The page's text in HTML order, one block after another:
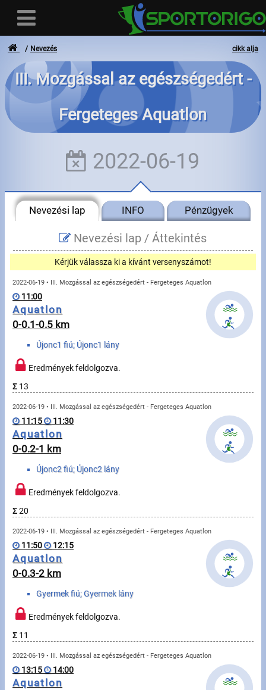
Felhasználó
Bejelentkezés
- - -
Számlák
Adatvédelem
Üzenetek
Sportolók
Sportoló keresés
Sportágak
Futás
Kerékpározás
Multisportok
Túrázás
Úszás
Evezés
Rajtlisták, Eredmények
Útmutató
GY.I.K.
cikk alja
Nevezés
III. Mozgással az egészségedért -
Fergeteges Aquatlon
2022-06-19
Nevezési lap INFO Pénzügyek
Nevezési lap / Áttekintés
Kérjük válassza ki a kívánt versenyszámot!
2022-06-19 • III. Mozgással az egészségedért - Fergeteges Aquatlon
11:00
Aquatlon
0-0.1-0.5 km
Újonc1 fiú; Újonc1 lány
Eredmények feldolgozva.
Σ 13
2022-06-19 • III. Mozgással az egészségedért - Fergeteges Aquatlon
11:15 11:30
Aquatlon
0-0.2-1 km
Újonc2 fiú; Újonc2 lány
Eredmények feldolgozva.
Σ20
2022-06-19 • III. Mozgással az egészségedért - Fergeteges Aquatlon
11:50 12:15
Aquatlon
0-0.3-2 km
Gyermek fiú; Gyermek lány
Eredmények feldolgozva.
Σ 11
2022-06-19 • III. Mozgással az egészségedért - Fergeteges Aquatlon
13:15 14:00
Aquatlon